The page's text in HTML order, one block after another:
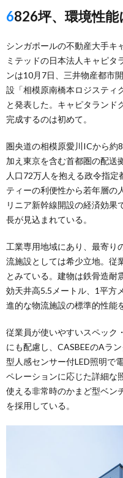
6826坪、環境性
シンガポールの不動産大手キ
ミテッドの日本法人キャピタ
ンは10月7日、三井物産都市
設「相模原南橋本ロジスティ
と発表した。キャピタランド
完成するのは初めて。
圏央道の相模原愛川ICから約
加え東京を含む首都圏の配送
人口72万人を抱える政令指
ティーの利便性から若年層の
リニア新幹線開設の経済効果
長が見込まれている。
工業専用地域にあり、最寄り
流施設としては希少立地。従
とみている。建物は鉄骨造耐
効天井高5.5メートル、1平方
進的な物流施設の標準的性能
従業員が使いやすいスペック
にも配慮し、CASBEEのAラ
型人感センサー付LED照明で
ペレーションに応じた詳細な
使える非常時のかまど型ベン
を採用している。